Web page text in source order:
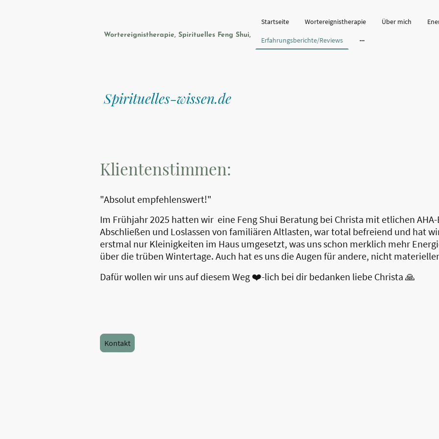
Wortereignistherapie, Spirituelles Feng Shui,
Startseite Wortereignistherapie Über mich
Erfahrungsberichte/Reviews
Spirituelles-wissen.de
Klientenstimmen:
"Absolut empfehlenswert!"
Im Frühjahr 2025 hatten wir eine Feng Shui Beratung bei Christa mit etlichen
Abschließen und Loslassen von familiären Altlasten, war total befreiend und hat
erstmal nur Kleinigkeiten im Haus umgesetzt, was uns schon merklich mehr
über die trüben Wintertage. Auch hat es uns die Augen für andere, nicht
Dafür wollen wir uns auf diesem Weg ❤️-lich bei dir bedanken liebe Christa 🙏
Kontakt